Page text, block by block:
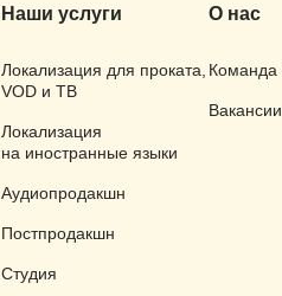
Наши услуги
Локализация для проката,
VOD и ТВ
Локализация
на иностранные языки
Аудиопродакшн
Постпродакшн
Студия
О нас
Команда
Вакансии